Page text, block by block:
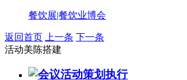
餐饮展|餐饮业博会
返回首页 上一条 下一条
活动美陈搭建